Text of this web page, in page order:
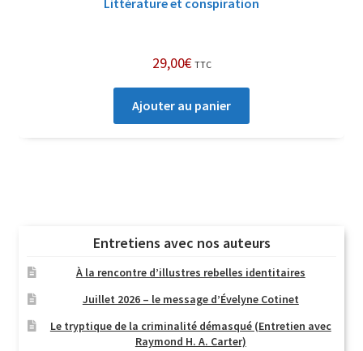
29,00€ TTC
Ajouter au panier
Entretiens avec nos auteurs
À la rencontre d’illustres rebelles identitaires
Juillet 2026 – le message d’Évelyne Cotinet
Le tryptique de la criminalité démasqué (Entretien avec
Raymond H. A. Carter)